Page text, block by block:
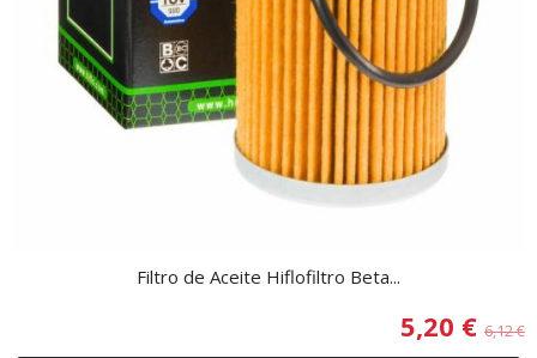
Filtro de Aceite Hiflofiltro Beta...
5,20 € 6,12 €